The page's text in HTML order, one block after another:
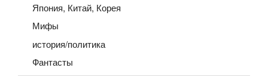
Япония, Китай, Корея
Мифы
история/политика
Фантасты